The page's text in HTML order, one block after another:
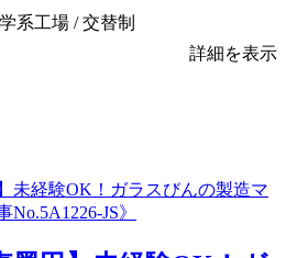
系工場 / 交替制
詳細を表示